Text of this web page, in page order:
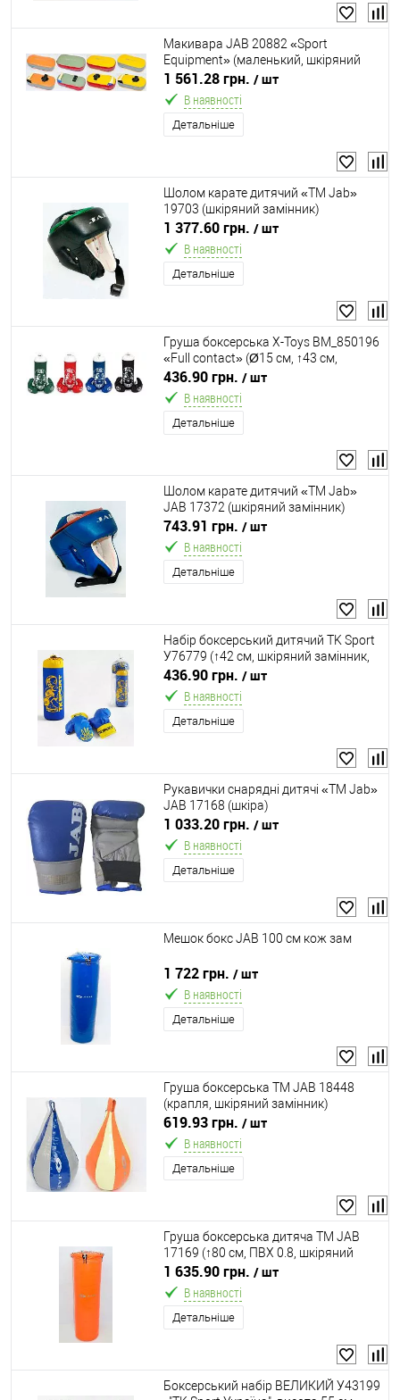
Макивара JAB 20882 «Sport
Equipment» (маленький, шкіряний
замінник)
1 561.28 грн. / шт
В наявності
Детальніше
Шолом карате дитячий «ТМ Jab»
19703 (шкіряний замінник)
1 377.60 грн. / шт
В наявності
Детальніше
Груша боксерська X-Toys BM_850196
«Full contact» (Ø15 см, ↑43 см,
наповнювач: тирса, рукавички, 4
кольори)
436.90 грн. / шт
В наявності
Детальніше
Шолом карате дитячий «ТМ Jab»
JAB 17372 (шкіряний замінник)
743.91 грн. / шт
В наявності
Детальніше
Набір боксерський дитячий TK Sport
У76779 (↑42 см, шкіряний замінник,
наповнювач: тирса, в комплекті
рукавички)
436.90 грн. / шт
В наявності
Детальніше
Рукавички снарядні дитячі «ТМ Jab»
JAB 17168 (шкіра)
1 033.20 грн. / шт
В наявності
Детальніше
Мешок бокс JAB 100 см кож зам
1 722 грн. / шт
В наявності
Детальніше
Груша боксерська ТМ JAB 18448
(крапля, шкіряний замінник)
619.93 грн. / шт
В наявності
Детальніше
Груша боксерська дитяча ТМ JAB
17169 (↑80 см, ПВХ 0.8, шкіряний
замінник)
1 635.90 грн. / шт
В наявності
Детальніше
Боксерський набір ВЕЛИКИЙ У43199